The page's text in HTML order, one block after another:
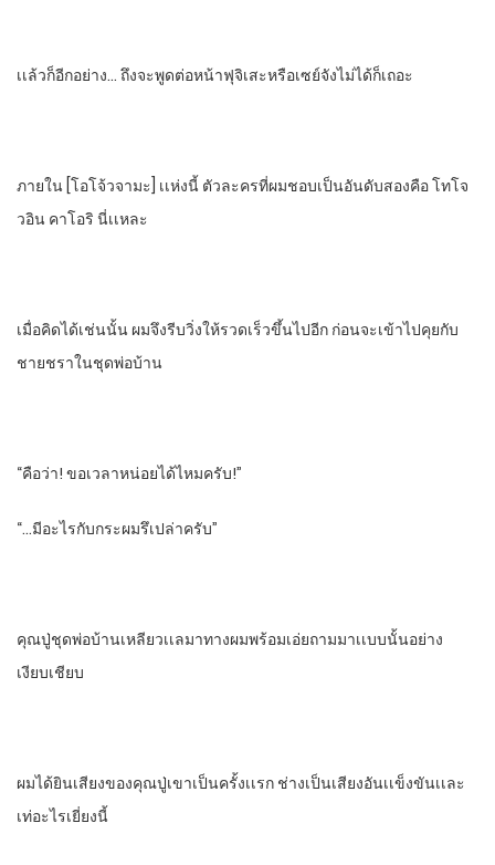
เเล้วก็อีกอย่าง… ถึงจะพูดต่อหน้าฟุจิเสะหรือเซย์จังไม่ได้ก็เถอะ
ภายใน​ [โอโจ้วจามะ]​ เเห่งนี้​ ตัวละครที่ผมชอบเป็นอันดับสองคือ​ โทโจ
วอิน​ คาโอริ​ นี่เเหละ
เมื่อคิดได้เช่นนั้น​ ผมจึงรีบวิ่งให้รวดเร็วขึ้นไปอีก​ ก่อนจะเข้าไปคุยกับ​
ชายชราในชุดพ่อบ้าน
“คือว่า! ขอเวลาหน่อยได้ไหมครับ!”
“…มีอะไรกับกระผมรึเปล่าครับ”
คุณปู่ชุดพ่อบ้านเหลียวเเลมาทางผม​พร้อมเอ่ยถามมาเเบบนั้นอย่าง
เงียบเชียบ​
ผมได้ยินเสียงของคุณปู่เขาเป็นครั้งเเรก​ ช่างเป็นเสียงอันเเข็งขันเเละ
เท่​อะไรเยี่ยงนี้